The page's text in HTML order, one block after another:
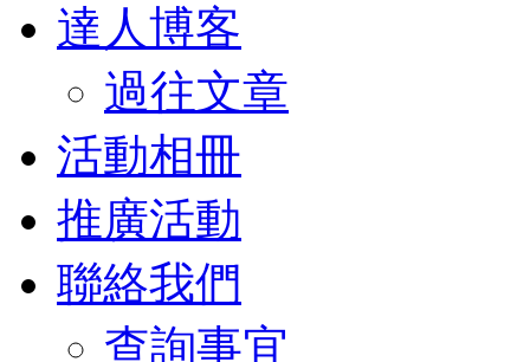
達人博客
過往文章
活動相冊
推廣活動
聯絡我們
查詢事宜